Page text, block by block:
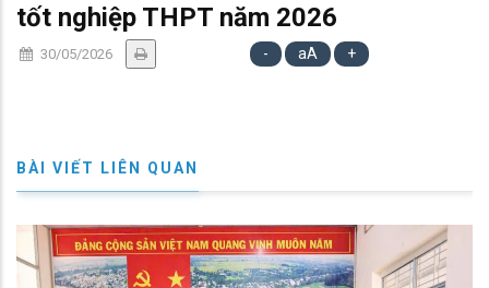
tốt nghiệp THPT năm 2026
30/05/2026 - aA +
BÀI VIẾT LIÊN QUAN